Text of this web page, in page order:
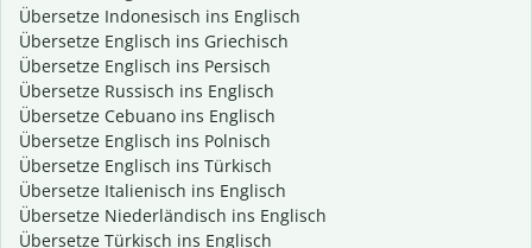
Übersetze Indonesisch ins Englisch
Übersetze Englisch ins Griechisch
Übersetze Englisch ins Persisch
Übersetze Russisch ins Englisch
Übersetze Cebuano ins Englisch
Übersetze Englisch ins Polnisch
Übersetze Englisch ins Türkisch
Übersetze Italienisch ins Englisch
Übersetze Niederländisch ins Englisch
Übersetze Türkisch ins Englisch